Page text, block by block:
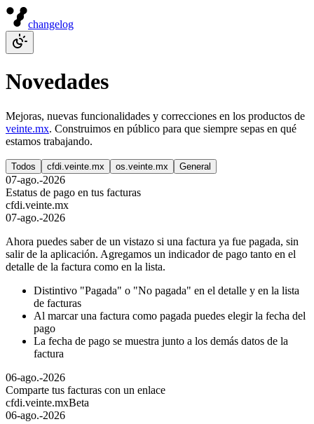
changelog
Novedades
Mejoras, nuevas funcionalidades y correcciones en los productos de
veinte.mx. Construimos en público para que siempre sepas en qué
estamos trabajando.
Todos cfdi.veinte.mx os.veinte.mx General
07-ago.-2026
Estatus de pago en tus facturas
cfdi.veinte.mx
07-ago.-2026
Ahora puedes saber de un vistazo si una factura ya fue pagada, sin
salir de la aplicación. Agregamos un indicador de pago tanto en el
detalle de la factura como en la lista.
Distintivo "Pagada" o "No pagada" en el detalle y en la lista
de facturas
Al marcar una factura como pagada puedes elegir la fecha del
pago
La fecha de pago se muestra junto a los demás datos de la
factura
06-ago.-2026
Comparte tus facturas con un enlace
cfdi.veinte.mxBeta
06-ago.-2026